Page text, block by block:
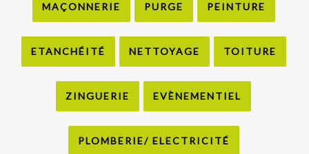
MAÇONNERIE PURGE PEINTURE
ETANCHÉITÉ NETTOYAGE TOITURE
ZINGUERIE EVÈNEMENTIEL
PLOMBERIE/ ELECTRICITÉ